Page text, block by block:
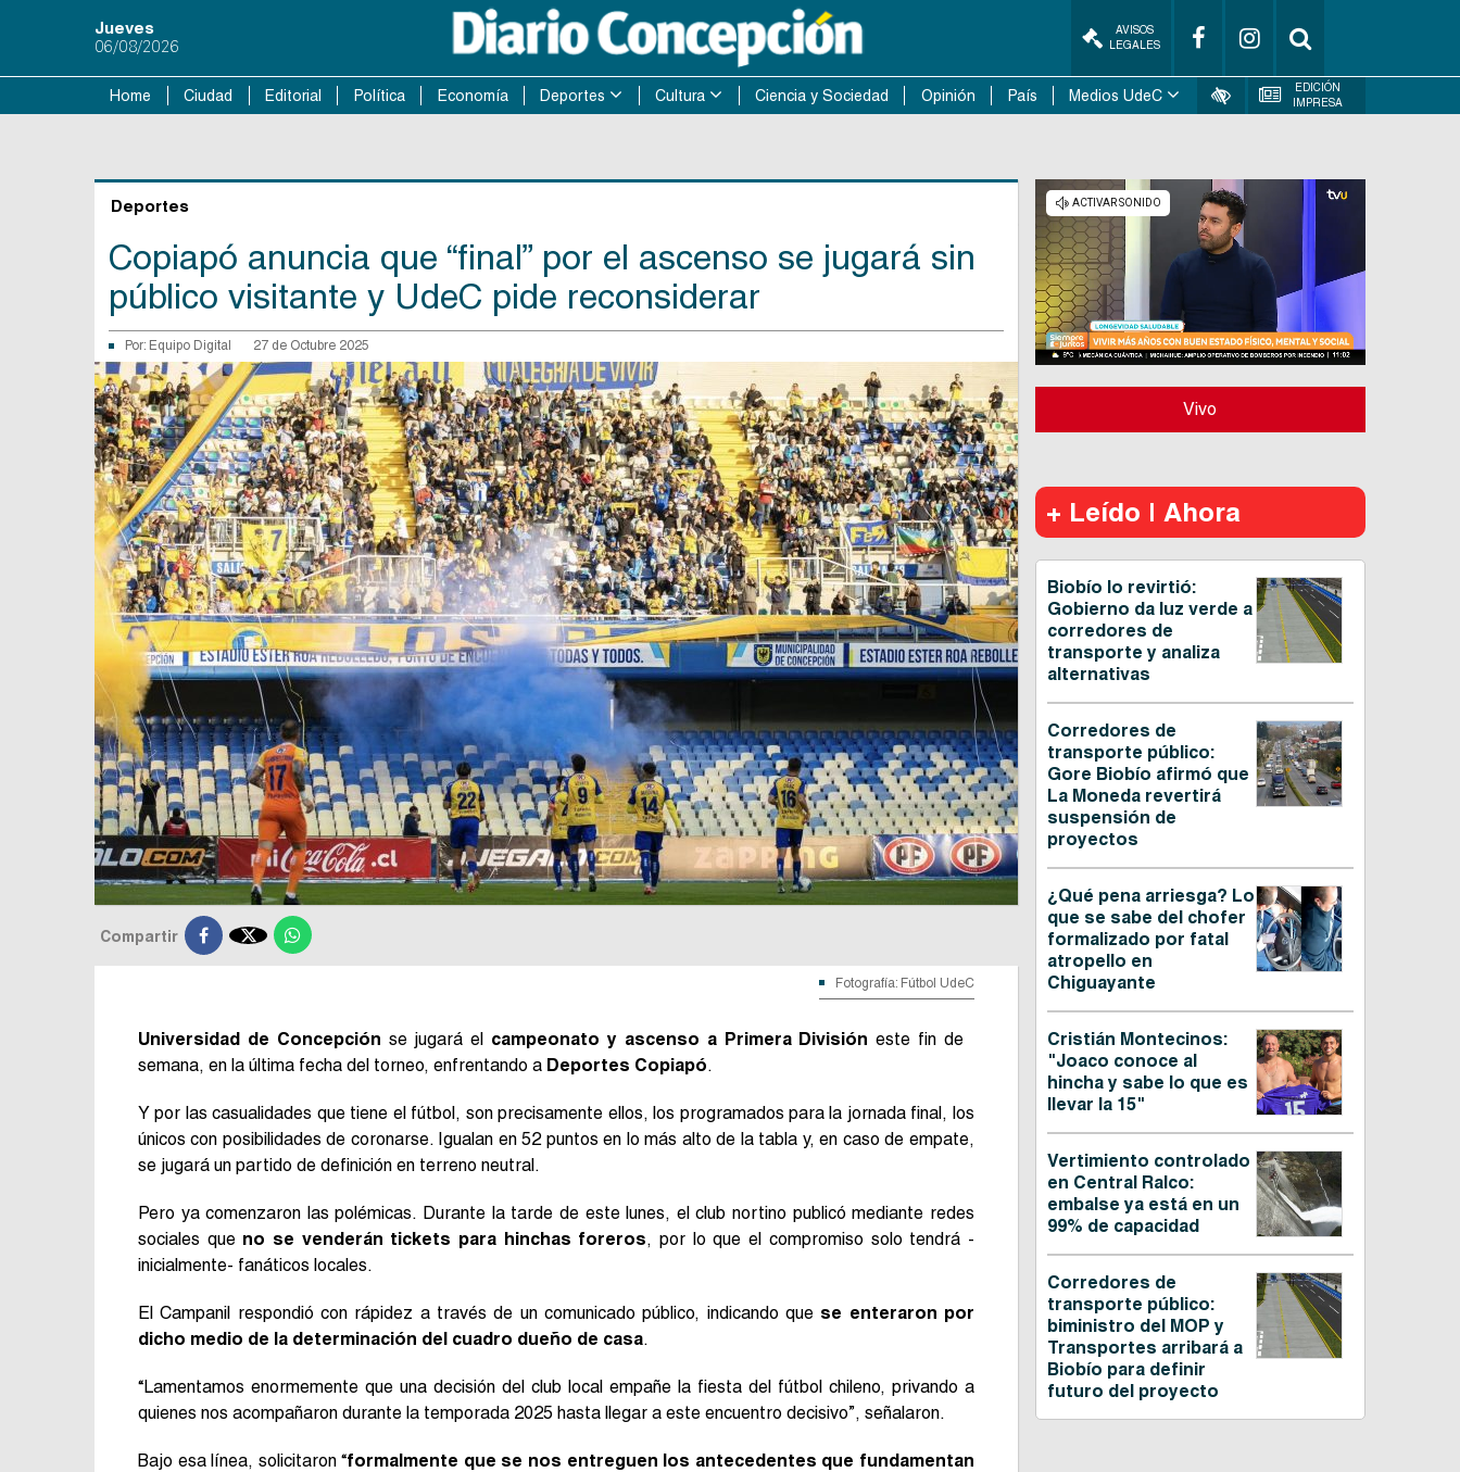
Jueves
06/08/2026
AVISOS
LEGALES
Home Ciudad Editorial Política Economía Deportes Cultura Ciencia y Sociedad Opinión País Medios UdeC
EDICIÓN
IMPRESA
Deportes
Copiapó anuncia que “final” por el ascenso se jugará sin
público visitante y UdeC pide reconsiderar
Por: Equipo Digital 27 de Octubre 2025
Compartir 
Fotografía: Fútbol UdeC
Universidad de Concepción se jugará el campeonato y ascenso a Primera División este fin de
semana, en la última fecha del torneo, enfrentando a Deportes Copiapó.
Y por las casualidades que tiene el fútbol, son precisamente ellos, los programados para la jornada final, los
únicos con posibilidades de coronarse. Igualan en 52 puntos en lo más alto de la tabla y, en caso de empate,
se jugará un partido de definición en terreno neutral.
Pero ya comenzaron las polémicas. Durante la tarde de este lunes, el club nortino publicó mediante redes
sociales que no se venderán tickets para hinchas foreros, por lo que el compromiso solo tendrá -
inicialmente- fanáticos locales.
El Campanil respondió con rápidez a través de un comunicado público, indicando que se enteraron por
dicho medio de la determinación del cuadro dueño de casa.
“Lamentamos enormemente que una decisión del club local empañe la fiesta del fútbol chileno, privando a
quienes nos acompañaron durante la temporada 2025 hasta llegar a este encuentro decisivo”, señalaron.
Bajo esa línea, solicitaron “formalmente que se nos entreguen los antecedentes que fundamentan
Vivo
+ Leído | Ahora
Biobío lo revirtió:
Gobierno da luz verde a
corredores de
transporte y analiza
alternativas
Corredores de
transporte público:
Gore Biobío afirmó que
La Moneda revertirá
suspensión de
proyectos
¿Qué pena arriesga? Lo
que se sabe del chofer
formalizado por fatal
atropello en
Chiguayante
Cristián Montecinos:
"Joaco conoce al
hincha y sabe lo que es
llevar la 15"
Vertimiento controlado
en Central Ralco:
embalse ya está en un
99% de capacidad
Corredores de
transporte público:
biministro del MOP y
Transportes arribará a
Biobío para definir
futuro del proyecto